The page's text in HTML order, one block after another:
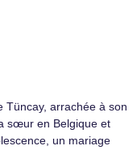
Tüncay, arrachée à son
sœur en Belgique et
un mariage